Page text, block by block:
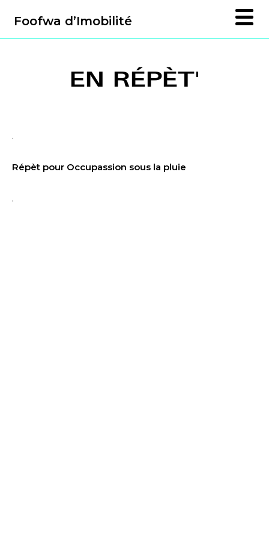
Foofwa d’Imobilité
EN RÉPÈT'
.
Répèt pour Occupassion sous la pluie
.